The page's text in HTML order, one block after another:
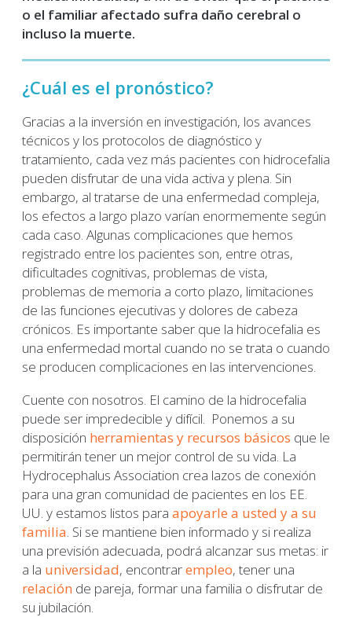
o el familiar afectado sufra daño cerebral o
incluso la muerte.
¿Cuál es el pronóstico?
Gracias a la inversión en investigación, los avances
técnicos y los protocolos de diagnóstico y
tratamiento, cada vez más pacientes con hidrocefalia
pueden disfrutar de una vida activa y plena. Sin
embargo, al tratarse de una enfermedad compleja,
los efectos a largo plazo varían enormemente según
cada caso. Algunas complicaciones que hemos
registrado entre los pacientes son, entre otras,
dificultades cognitivas, problemas de vista,
problemas de memoria a corto plazo, limitaciones
de las funciones ejecutivas y dolores de cabeza
crónicos. Es importante saber que la hidrocefalia es
una enfermedad mortal cuando no se trata o cuando
se producen complicaciones en las intervenciones.
Cuente con nosotros. El camino de la hidrocefalia
puede ser impredecible y difícil. Ponemos a su
disposición herramientas y recursos básicos que le
permitirán tener un mejor control de su vida. La
Hydrocephalus Association crea lazos de conexión
para una gran comunidad de pacientes en los EE.
UU. y estamos listos para apoyarle a usted y a su
familia . Si se mantiene bien informado y si realiza
una previsión adecuada, podrá alcanzar sus metas: ir
a la universidad, encontrarempleo, tener una
relación de pareja, formar una familia o disfrutar de
su jubilación.